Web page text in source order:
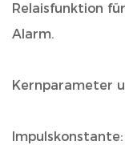
Relaisfunktion
Alarm.
Kernparameter